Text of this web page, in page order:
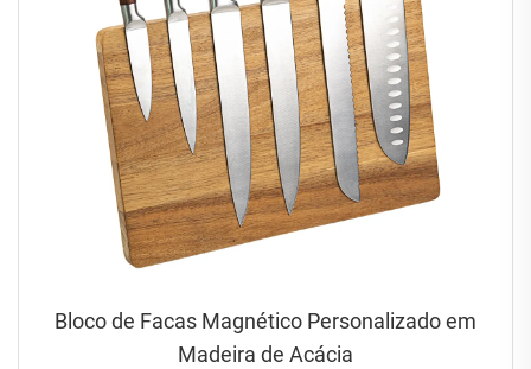
Bloco de Facas Magnético Personalizado em
Madeira de Acácia